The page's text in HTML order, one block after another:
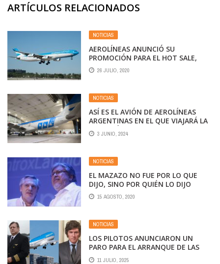
ARTÍCULOS RELACIONADOS
NOTICIAS
AEROLÍNEAS ANUNCIÓ SU
PROMOCIÓN PARA EL HOT SALE,
SUJETA A AUTORIZACIÓN
26 JULIO, 2020
NOTICIAS
ASÍ ES EL AVIÓN DE AEROLÍNEAS
ARGENTINAS EN EL QUE VIAJARÁ LA
SELECCIÓN ARGENTINA
3 JUNIO, 2024
NOTICIAS
EL MAZAZO NO FUE POR LO QUE
DIJO, SINO POR QUIÉN LO DIJO
15 AGOSTO, 2020
NOTICIAS
LOS PILOTOS ANUNCIARON UN
PARO PARA EL ARRANQUE DE LAS
VACACIONES DE INVIERNO
11 JULIO, 2025